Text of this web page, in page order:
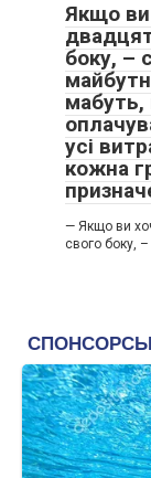
Якщо ви
боку, –
мабуть,
усі
кожна
— Якщо ви
свого боку,